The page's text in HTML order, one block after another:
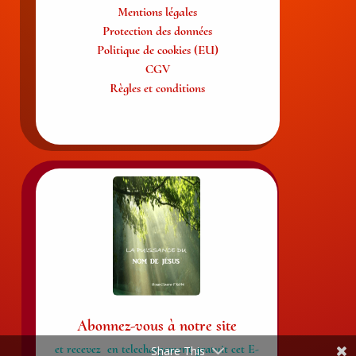
Mentions légales
Protection des données
Politique de cookies (EU)
CGV
Règles et conditions
Abonnez-vous à notre site
et recevez en telechargement gratuit cet E-
Share This